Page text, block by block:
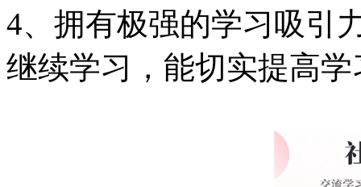
4、拥有极强的学习吸引
继续学习，能切实提高